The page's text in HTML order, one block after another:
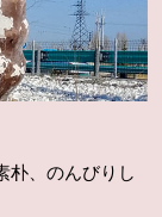
朴、のんびりし